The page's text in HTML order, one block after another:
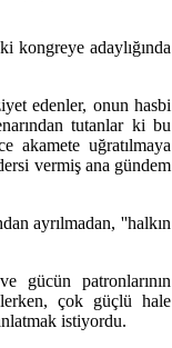
kongreye adaylığında
edenler, onun hasbi
tutanlar ki bu
akamete uğratılmaya
vermiş ana gündem
ayrılmadan, ''halkın
gücün patronlarının
çok güçlü hale
istiyordu.